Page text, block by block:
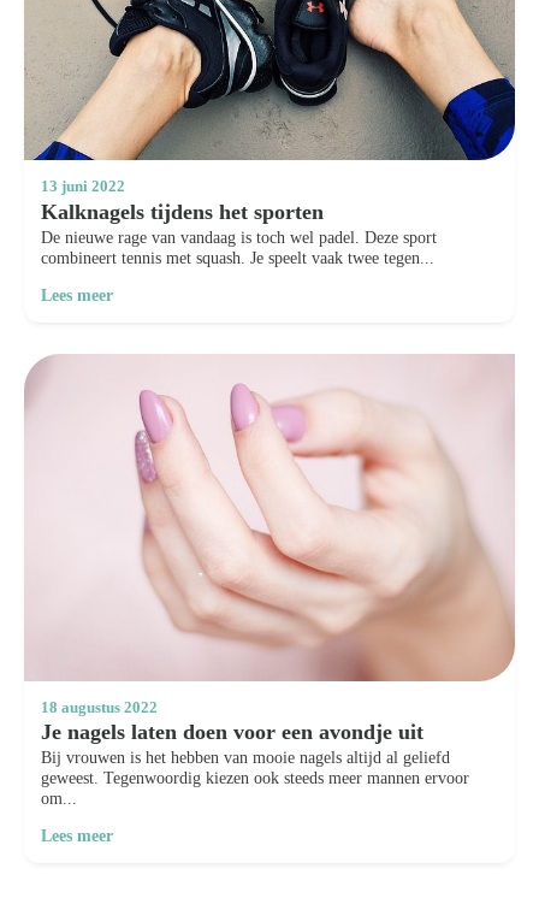
13 juni 2022
Kalknagels tijdens het sporten
De nieuwe rage van vandaag is toch wel padel. Deze sport
combineert tennis met squash. Je speelt vaak twee tegen...
Lees meer
18 augustus 2022
Je nagels laten doen voor een avondje uit
Bij vrouwen is het hebben van mooie nagels altijd al geliefd
geweest. Tegenwoordig kiezen ook steeds meer mannen ervoor
om...
Lees meer